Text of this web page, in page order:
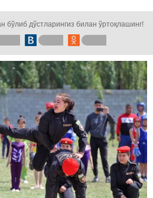
бўлиб дўстларингиз билан ўртоқлашинг!